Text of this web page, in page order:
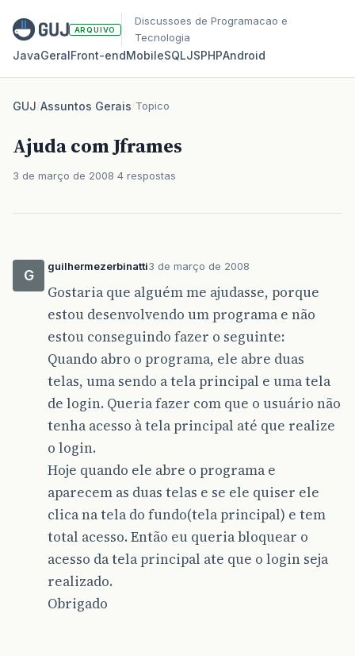
ARQUIVO
Discussoes de Programacao e
Tecnologia
JavaGeralFront‑endMobileSQLJSPHPAndroid
GUJ/Assuntos Gerais/Topico
Ajuda com Jframes
3 de março de 2008 4 respostas
G
guilhermezerbinatti3 de março de 2008
Gostaria que alguém me ajudasse, porque
estou desenvolvendo um programa e não
estou conseguindo fazer o seguinte:
Quando abro o programa, ele abre duas
telas, uma sendo a tela principal e uma tela
de login. Queria fazer com que o usuário não
tenha acesso à tela principal até que realize
o login.
Hoje quando ele abre o programa e
aparecem as duas telas e se ele quiser ele
clica na tela do fundo(tela principal) e tem
total acesso. Então eu queria bloquear o
acesso da tela principal ate que o login seja
realizado.
Obrigado